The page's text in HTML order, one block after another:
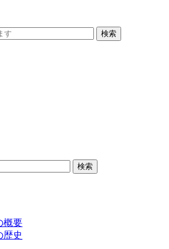
概要
歴史